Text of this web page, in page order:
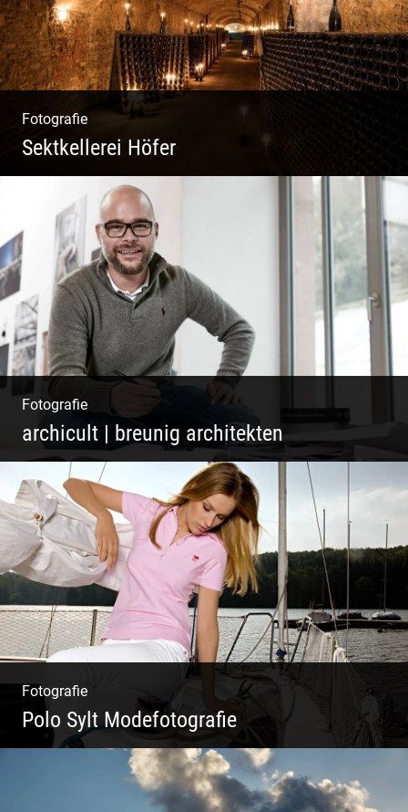
Fotografie
Sektkellerei Höfer
Sekt Perlen | Tiefe Keller | Coole Kerle |
Idyllische Weinberge
Fotografie
archicult | breunig architekten
Architekten & Bürokatzen | Bauzeichner &
Bauleiter | Mitarbeiter Shooting | Kreative
Köpfe
Fotografie
Polo Sylt Modefotografie
Polo Sylt Modefotografie